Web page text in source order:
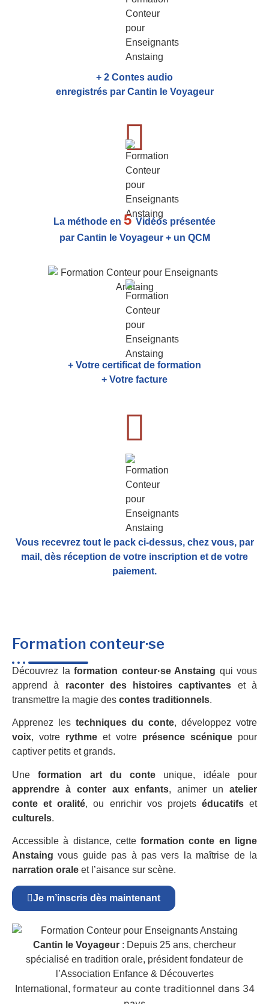
+ 2 Contes audio
enregistrés par Cantin le Voyageur
La méthode en 5Vidéos présentée
par Cantin le Voyageur + un QCM
+ Votre certificat de formation
+ Votre facture
Vous recevrez tout le pack ci-dessus, chez vous, par
mail, dès réception de votre inscription et de votre
paiement.
Formation conteur·se
Découvrez la formation conteur·se Anstaing qui vous
apprend à raconter des histoires captivantes et à
transmettre la magie des contes traditionnels.
Apprenez les techniques du conte, développez votre
voix, votre rythme et votre présence scénique pour
captiver petits et grands.
Uneformation art du conte unique, idéale pour
apprendre à conter aux enfants, animer unatelier
conte et oralité, ou enrichir vos projets éducatifset
culturels.
Accessible à distance, cetteformation conte en ligne
Anstaing vous guide pas à pas vers la maîtrise de la
narration orale et l’aisance sur scène.
Je m’inscris dès maintenant
Cantin le Voyageur : Depuis 25 ans, chercheur
spécialisé en tradition orale, président fondateur de
l’Association Enfance & Découvertes
International, formateur au conte traditionnel dans 34